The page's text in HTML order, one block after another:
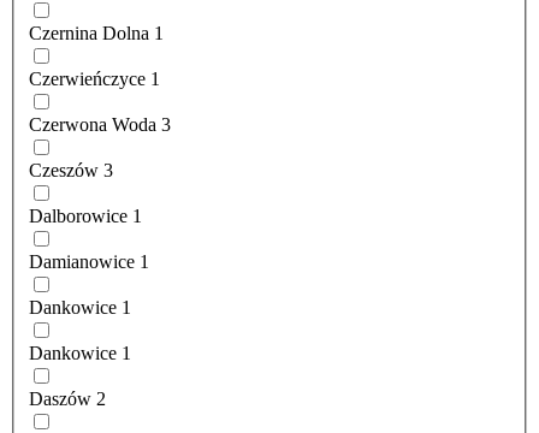
Czernina Dolna 1
Czerwieńczyce 1
Czerwona Woda 3
Czeszów 3
Dalborowice 1
Damianowice 1
Dankowice 1
Dankowice 1
Daszów 2